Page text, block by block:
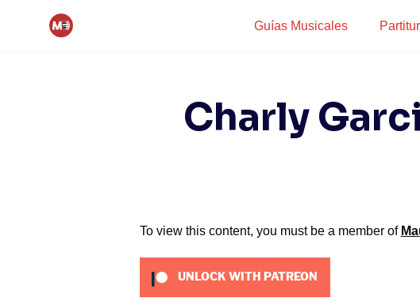
Guías Musicales
Charly
To view this content, you must be a member of
UNLOCK WITH PATREON